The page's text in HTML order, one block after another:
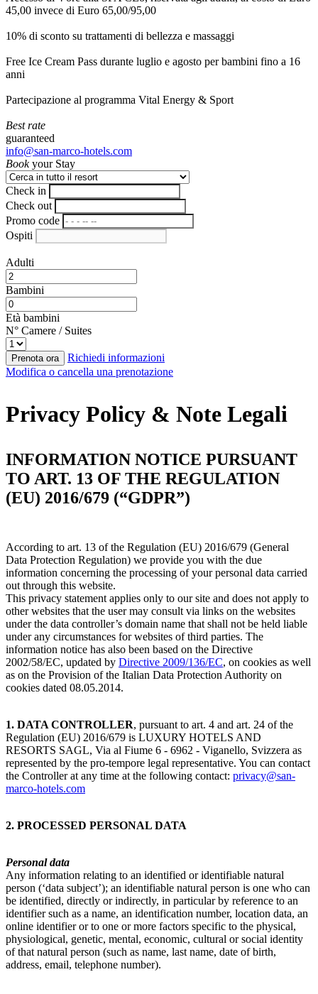
45,00 invece di Euro 65,00/95,00
10% di sconto su trattamenti di bellezza e massaggi
Free Ice Cream Pass durante luglio e agosto per bambini fino a 16
anni
Partecipazione al programma Vital Energy & Sport
Best rate
guaranteed
info@san-marco-hotels.com
Bookyour Stay
Check in
Check out
Promo code
Ospiti
Adulti
Bambini
Età bambini
N° Camere / Suites
Prenota ora
Richiedi informazioni
Modifica o cancella una prenotazione
Privacy Policy & Note Legali
INFORMATION NOTICE PURSUANT
TO ART. 13 OF THE REGULATION
(EU) 2016/679 (“GDPR”)
According to art. 13 of the Regulation (EU) 2016/679 (General
Data Protection Regulation) we provide you with the due
information concerning the processing of your personal data carried
out through this website.
This privacy statement applies only to our site and does not apply to
other websites that the user may consult via links on the websites
under the data controller’s domain name that shall not be held liable
under any circumstances for websites of third parties. The
information notice has also been based on the Directive
2002/58/EC, updated by Directive 2009/136/EC, on cookies as well
as on the Provision of the Italian Data Protection Authority on
cookies dated 08.05.2014.
1. DATA CONTROLLER, pursuant to art. 4 and art. 24 of the
Regulation (EU) 2016/679 is LUXURY HOTELS AND
RESORTS SAGL, Via al Fiume 6 - 6962 - Viganello, Svizzera as
represented by the pro-tempore legal representative. You can contact
the Controller at any time at the following contact: privacy@san-
marco-hotels.com
2. PROCESSED PERSONAL DATA
Personal data
Any information relating to an identified or identifiable natural
person (‘data subject’); an identifiable natural person is one who can
be identified, directly or indirectly, in particular by reference to an
identifier such as a name, an identification number, location data, an
online identifier or to one or more factors specific to the physical,
physiological, genetic, mental, economic, cultural or social identity
of that natural person (such as name, last name, date of birth,
address, email, telephone number).